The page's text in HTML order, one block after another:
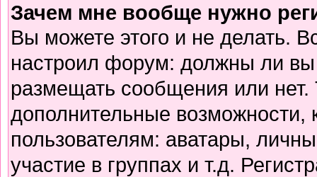
Зачем мне вообще нужно
Вы можете этого и не делать.
настроил форум: должны ли вы
размещать сообщения или
дополнительные
пользователям: аватары,
участие в группах и т.д.